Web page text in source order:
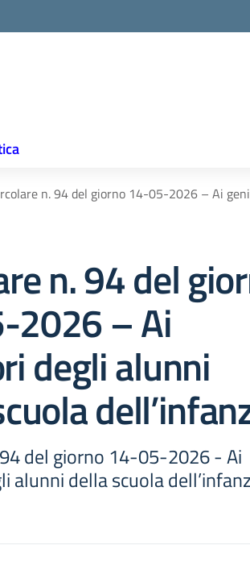
n. 94 del giorno 14-05-2026 – Ai
n. 94 del
2026 – Ai
degli alunni
del giorno 14-05-2026 - Ai
alunni della scuola